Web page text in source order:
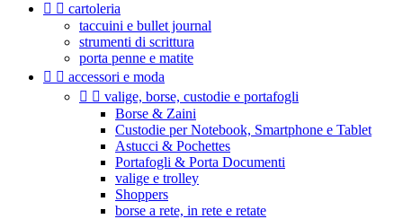
  cartoleria
taccuini e bullet journal
strumenti di scrittura
porta penne e matite
  accessori e moda
  valige, borse, custodie e portafogli
Borse & Zaini
Custodie per Notebook, Smartphone e Tablet
Astucci & Pochettes
Portafogli & Porta Documenti
valige e trolley
Shoppers
borse a rete, in rete e retate